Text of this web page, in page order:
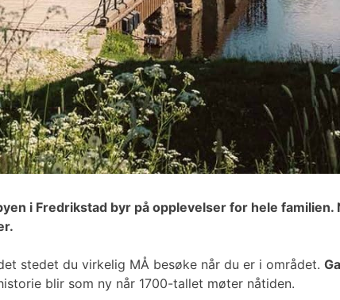
i Fredrikstad byr på opplevelser for hele
stedet du virkelig MÅ besøke når du er i området.
blir som ny når 1700-tallet møter nåtiden.